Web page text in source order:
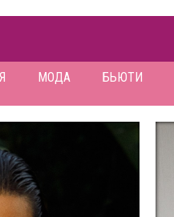
МОДА БЬЮТИ